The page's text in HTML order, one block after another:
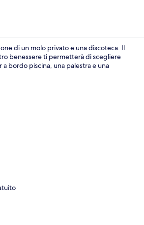
di un molo privato e una discoteca. Il
benessere ti permetterà di scegliere
bordo piscina, una palestra e una